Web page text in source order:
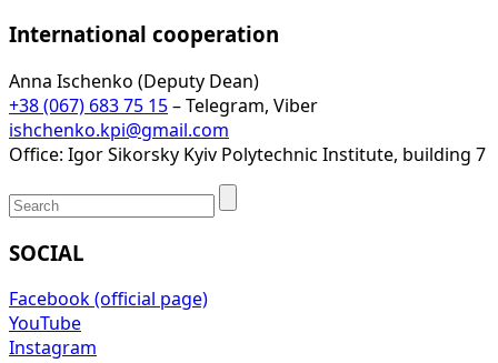
International cooperation
Anna Ischenko (Deputy Dean)
+38 (067) 683 75 15– Telegram, Viber
ishchenko.kpi@gmail.com
Office: Igor Sikorsky Kyiv Polytechnic Institute, building 7
SOCIAL
Facebook (official page)
YouTube
Instagram